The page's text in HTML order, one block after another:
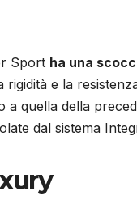
Sport ha una
rigidità e la
a quella della
dal sistema